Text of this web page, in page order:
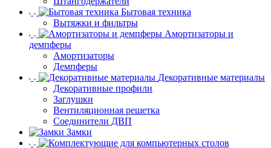
Бытовая техника
Вытяжки и фильтры
Амортизаторы и
демпферы
Амортизаторы
Демпферы
Декоративные материалы
Декоративные профили
Заглушки
Вентиляционная решетка
Соединители ДВП
Замки